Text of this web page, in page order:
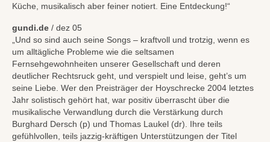
Küche, musikalisch aber feiner notiert. Eine Entdeckung!“
gundi.de / dez 05
„Und so sind auch seine Songs – kraftvoll und trotzig, wenn es
um alltägliche Probleme wie die seltsamen
Fernsehgewohnheiten unserer Gesellschaft und deren
deutlicher Rechtsruck geht, und verspielt und leise, geht’s um
seine Liebe. Wer den Preisträger der Hoyschrecke 2004 letztes
Jahr solistisch gehört hat, war positiv überrascht über die
musikalische Verwandlung durch die Verstärkung durch
Burghard Dersch (p) und Thomas Laukel (dr). Ihre teils
gefühlvollen, teils jazzig-kräftigen Unterstützungen der Titel